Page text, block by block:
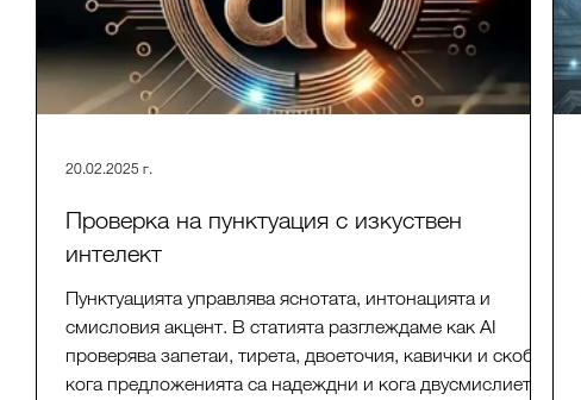
Проверка на пунктуация с изкуствен
интелект
Пунктуацията управлява яснотата, интонацията и
смисловия акцент. В статията разглеждаме как AI
проверява запетаи, тирета, двоеточия, кавички и скоби:
кога предложенията са надеждни и кога двусмислието и
20.02.2025 г.